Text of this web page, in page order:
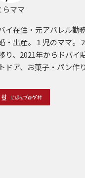
ママ
イ在住・元アパレル勤
・出産。１児のママ。
り、2021年からドバイ
ドア、お菓子・パン作り